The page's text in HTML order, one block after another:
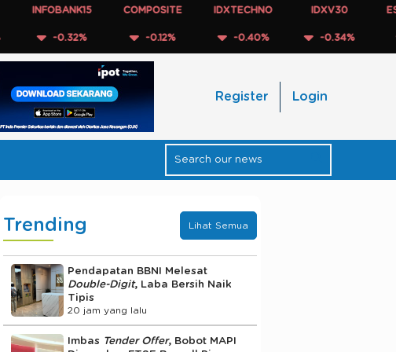
INFOBANK15
-0.32%
COMPOSITE
-0.12%
IDXTECHNO
-0.40%
IDXV30
-0.34% -
Register Login
Trending Lihat Semua
Pendapatan BBNI Melesat
Double-Digit, Laba Bersih Naik
Tipis
20 jam yang lalu
Imbas Tender Offer, Bobot MAPI